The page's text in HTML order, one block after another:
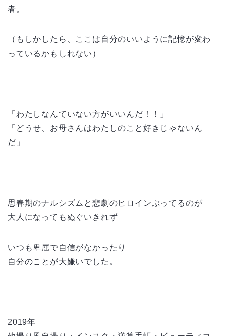
者。
（もしかしたら、ここは自分のいいように記憶が変わ
っているかもしれない）
「わたしなんていない方がいいんだ！！」
「どうせ、お母さんはわたしのこと好きじゃないん
だ」
思春期のナルシズムと 悲劇のヒロインぶってるのが
大人になってもぬぐいきれず
いつも卑屈で自信がなかったり
自分のことが大嫌いでした。
2019年